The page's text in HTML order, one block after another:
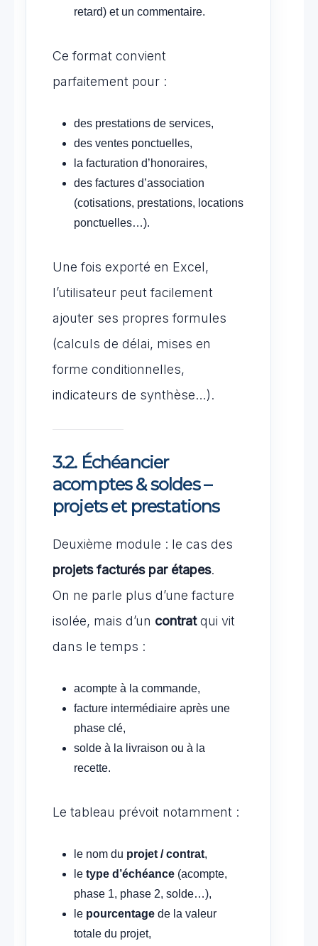
retard) et un commentaire.
Ce format convient
parfaitement pour :
des prestations de services,
des ventes ponctuelles,
la facturation d’honoraires,
des factures d’association
(cotisations, prestations, locations
ponctuelles…).
Une fois exporté en Excel,
l’utilisateur peut facilement
ajouter ses propres formules
(calculs de délai, mises en
forme conditionnelles,
indicateurs de synthèse…).
3.2. Échéancier
acomptes & soldes –
projets et prestations
Deuxième module : le cas des
projets facturés par étapes.
On ne parle plus d’une facture
isolée, mais d’un contratqui vit
dans le temps :
acompte à la commande,
facture intermédiaire après une
phase clé,
solde à la livraison ou à la
recette.
Le tableau prévoit notamment :
le nom du projet / contrat,
le type d’échéance (acompte,
phase 1, phase 2, solde…),
le pourcentage de la valeur
totale du projet,